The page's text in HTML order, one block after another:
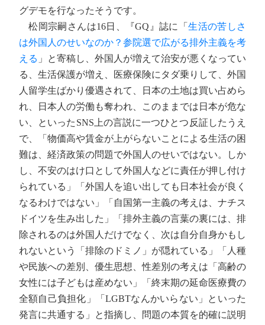
グデモを行なったそうです。
松岡宗嗣さんは16日、『GQ』誌に「生活の苦しさ
は外国人のせいなのか？参院選で広がる排外主義を考
える 」と寄稿し、外国人が増えて治安が悪くなってい
る、生活保護が増え、医療保険にタダ乗りして、外国
人留学生ばかり優遇されて、日本の土地は買い占めら
れ、日本人の労働も奪われ、このままでは日本が危な
い、といったSNS上の言説に一つひとつ反証したうえ
で、「物価高や賃金が上がらないことによる生活の困
難は、経済政策の問題で外国人のせいではない。しか
し、不安のはけ口として外国人などに責任が押し付け
られている」「外国人を追い出しても日本社会が良く
なるわけではない」「自国第一主義の考えは、ナチス
ドイツを生み出した」「排外主義の言葉の裏には、排
除されるのは外国人だけでなく、次は自分自身かもし
れないという「排除のドミノ」が隠れている」「人種
や民族への差別、優生思想、性差別の考えは「高齢の
女性には子どもは産めない」「終末期の延命医療費の
全額自己負担化」「LGBTなんかいらない」といった
発言に共通する」と指摘し、問題の本質を的確に説明